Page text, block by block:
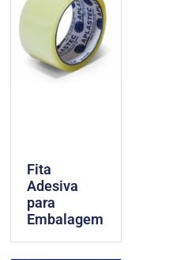
Fita
Adesiva
para
Embalagem